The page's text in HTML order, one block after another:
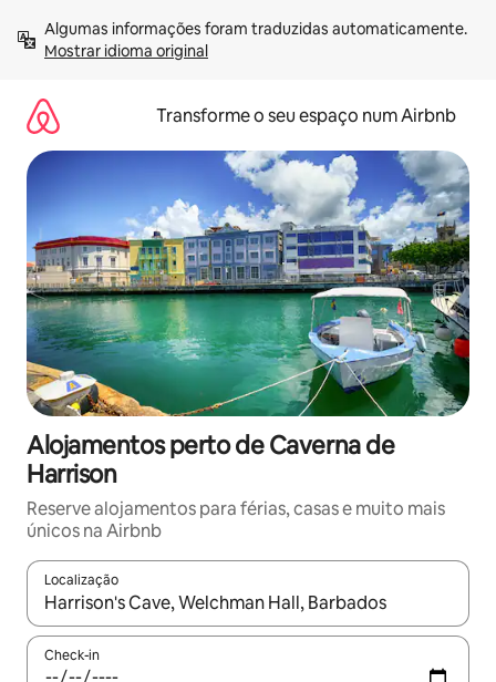
para
Mostrar idioma original
Transforme o seu espaço num Airbnb
Alojamentos perto de Caverna de
Harrison
Reserve alojamentos para férias, casas e muito mais
únicos na Airbnb
Localização
Quando os resultados estiverem disponíveis, navegue com
Check-in